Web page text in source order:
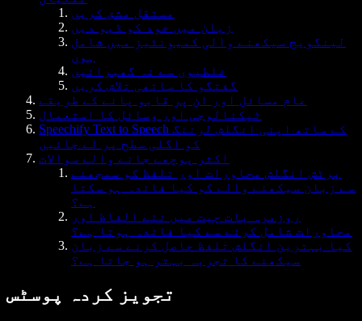
مستقل مشق کریں
زبان میں خود کو ڈبو دیں
لینگویج سیکھنے والی کمیونٹیز میں شامل
ہوں
غلطیوں سے نہ گھبرائیں
گفتگو کا ساتھی تلاش کریں
عام مسائل اور ان پر قابو پانے کے طریقے
ٹیکنالوجی اور وسائل کا استعمال
Speechify Text to Speech کے ساتھ اپنی انگلش لرننگ
کو اگلی سطح پر لے جائیں
اکثر پوچھے جانے والے سوالات
برٹش انگلش محاورات اور تلفظ کو سمجھنے
سے زبان سیکھنے والے کو کیا فائدہ ہو سکتا
ہے؟
روزمرہ بات چیت میں نئے الفاظ اور
محاورات شامل کرنے سے کیا فائدہ ہوتا ہے؟
کیا بہترین انگلش تلفظ حاصل کرنے سے زبان
سیکھنے کا تجربہ بہتر ہو جاتا ہے؟
تجویز کردہ پوسٹس